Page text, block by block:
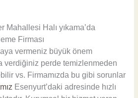
Mahallesi Halı yıkama’da
Firması
vermeniz büyük önem
verdiğiniz perde temizlenmeden
vs. Firmamızda bu gibi sorunlar
Esenyurt’daki adresinde hızlı